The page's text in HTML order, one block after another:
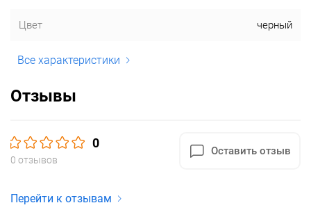
Цвет черный
Все характеристики
Отзывы
0
0 отзывов
Оставить отзыв
Перейти к отзывам